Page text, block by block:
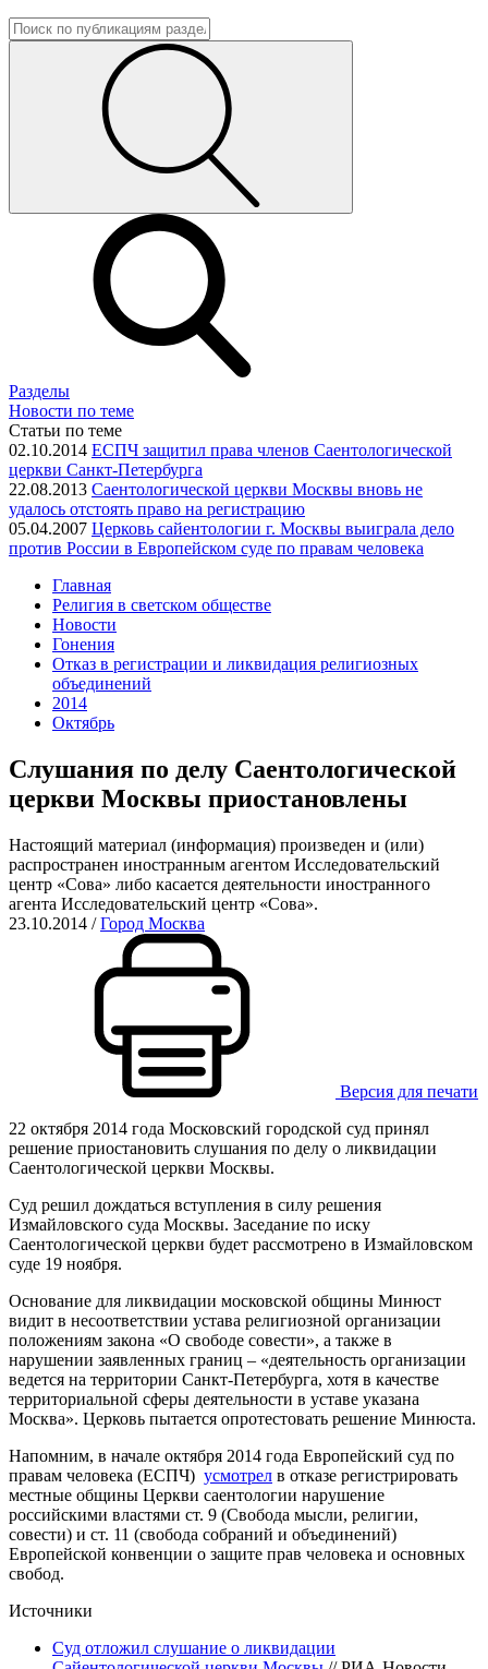
Разделы
Новости по теме
Статьи по теме
02.10.2014 ЕСПЧ защитил права членов Саентологической
церкви Санкт-Петербурга
22.08.2013 Саентологической церкви Москвы вновь не
удалось отстоять право на регистрацию
05.04.2007 Церковь сайентологии г. Москвы выиграла дело
против России в Европейском суде по правам человека
Главная
Религия в светском обществе
Новости
Гонения
Отказ в регистрации и ликвидация религиозных
объединений
2014
Октябрь
Слушания по делу Саентологической
церкви Москвы приостановлены
Настоящий материал (информация) произведен и (или)
распространен иностранным агентом Исследовательский
центр «Сова» либо касается деятельности иностранного
агента Исследовательский центр «Сова».
23.10.2014 /Город Москва
Версия для печати
22 октября 2014 года Московский городской суд принял
решение приостановить слушания по делу о ликвидации
Саентологической церкви Москвы.
Суд решил дождаться вступления в силу решения
Измайловского суда Москвы. Заседание по иску
Саентологической церкви будет рассмотрено в Измайловском
суде 19 ноября.
Основание для ликвидации московской общины Минюст
видит в несоответствии устава религиозной организации
положениям закона «О свободе cовести», а также в
нарушении заявленных границ – «деятельность организации
ведется на территории Санкт-Петербурга, хотя в качестве
территориальной сферы деятельности в уставе указана
Москва». Церковь пытается опротестовать решение Минюста.
Напомним, в начале октября 2014 года Европейский суд по
правам человека (ЕСПЧ) усмотрел в отказе регистрировать
местные общины Церкви саентологии нарушение
российскими властями ст. 9 (Свобода мысли, религии,
совести) и ст. 11 (свобода собраний и объединений)
Европейской конвенции о защите прав человека и основных
свобод.
Источники
Суд отложил слушание о ликвидации